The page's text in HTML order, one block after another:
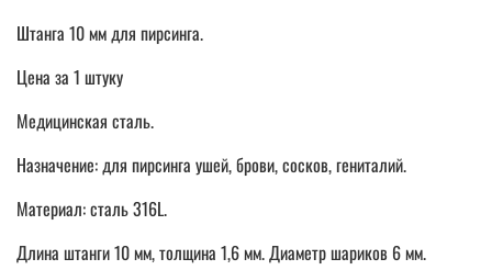
Штанга 10 мм для пирсинга.
Цена за 1 штуку
Медицинская сталь.
Назначение: для пирсинга ушей, брови, сосков, гениталий.
Материал: сталь 316L.
Длина штанги 10 мм, толщина 1,6 мм. Диаметр шариков 6 мм.